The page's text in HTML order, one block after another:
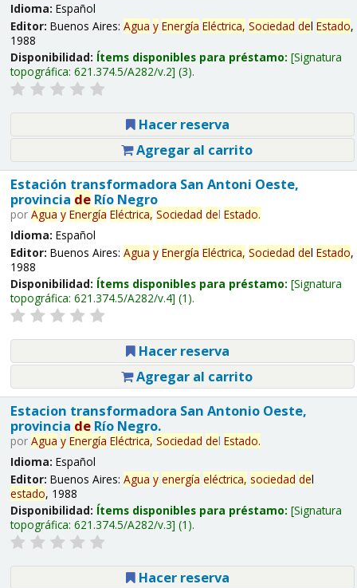
Idioma: Español
Editor: Buenos Aires: Agua y Energía Eléctrica, Sociedad del Estado,
1988
Disponibilidad: Ítems disponibles para préstamo: Signatura
topográfica: 621.374.5/A282/v.2 (3).
Hacer reserva
Agregar al carrito
Estación transformadora San Antoni Oeste,
provincia deRío Negro
por Agua y Energía Eléctrica, Sociedad del Estado.
Idioma: Español
Editor: Buenos Aires: Agua y Energía Eléctrica, Sociedad del Estado,
1988
Disponibilidad: Ítems disponibles para préstamo: Signatura
topográfica: 621.374.5/A282/v.4 (1).
Hacer reserva
Agregar al carrito
Estacion transformadora San Antonio Oeste,
provincia deRío Negro.
por Agua y Energía Eléctrica, Sociedad del Estado.
Idioma: Español
Editor: Buenos Aires: Agua y energía eléctrica, sociedad del
estado, 1988
Disponibilidad: Ítems disponibles para préstamo: Signatura
topográfica: 621.374.5/A282/v.3 (1).
Hacer reserva